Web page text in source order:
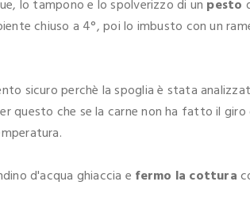
lo tampono e lo spolverizzo di un pesto
chiuso a 4°, poi lo imbusto con un
sicuro perchè la spoglia è stata
questo che se la carne non ha fatto il
d'acqua ghiaccia e fermo la cottura